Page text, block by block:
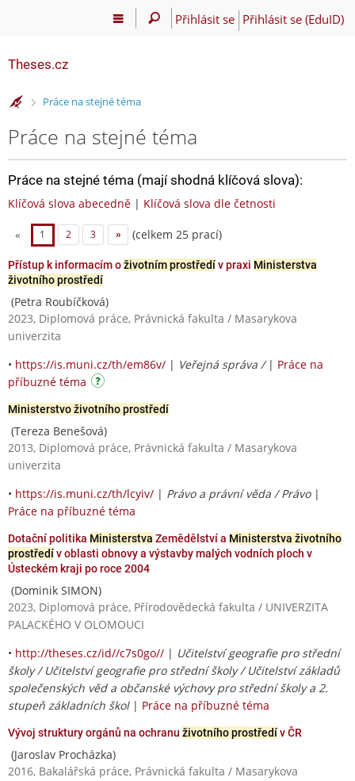
Přihlásit se Přihlásit se (EduID)
Theses.cz
>Práce na stejné téma
Práce na stejné téma
Práce na stejné téma (mají shodná klíčová slova):
Klíčová slova abecedně | Klíčová slova dle četnosti
« 1 2 3 » (celkem 25 prací)
Přístup k informacím oživotním prostředív praxi Ministerstva
životního prostředí
(Petra Roubíčková)
2023, Diplomová práce, Právnická fakulta / Masarykova
univerzita
• https://is.muni.cz/th/em86v/ | Veřejná správa / | Práce na
příbuzné téma
Ministerstvo životního prostředí
(Tereza Benešová)
2013, Diplomová práce, Právnická fakulta / Masarykova
univerzita
• https://is.muni.cz/th/lcyiv/ | Právo a právní věda / Právo|
Práce na příbuzné téma
Dotační politika Ministerstva Zemědělství a Ministerstva životního
prostředív oblasti obnovy a výstavby malých vodních ploch v
Ústeckém kraji po roce 2004
(Dominik SIMON)
2023, Diplomová práce, Přírodovědecká fakulta / UNIVERZITA
PALACKÉHO V OLOMOUCI
• http://theses.cz/id//c7s0go// | Učitelství geografie pro střední
školy / Učitelství geografie pro střední školy / Učitelství základů
společenských věd a občanské výchovy pro střední školy a 2.
stupeň základních škol| Práce na příbuzné téma
Vývoj struktury orgánů na ochranu životního prostředív ČR
(Jaroslav Procházka)
2016, Bakalářská práce, Právnická fakulta / Masarykova